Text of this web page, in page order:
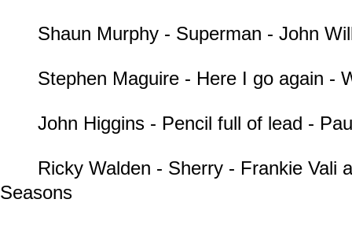
Shaun Murphy - Superman - John
Stephen Maguire - Here I go again -
John Higgins - Pencil full of lead -
Ricky Walden - Sherry - Frankie Vali
Seasons